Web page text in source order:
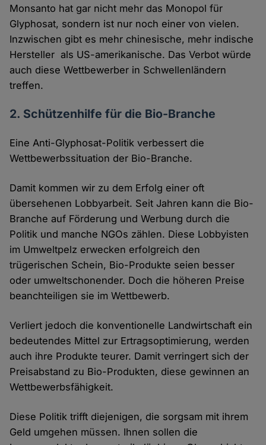
Monsanto hat gar nicht mehr das Monopol für
Glyphosat, sondern ist nur noch einer von vielen.
Inzwischen gibt es mehr chinesische, mehr indische
Hersteller als US-amerikanische. Das Verbot würde
auch diese Wettbewerber in Schwellenländern
treffen.
2. Schützenhilfe für die Bio-Branche
Eine Anti-Glyphosat-Politik verbessert die
Wettbewerbssituation der Bio-Branche.
Damit kommen wir zu dem Erfolg einer oft
übersehenen Lobbyarbeit. Seit Jahren kann die Bio-
Branche auf Förderung und Werbung durch die
Politik und manche NGOs zählen. Diese Lobbyisten
im Umweltpelz erwecken erfolgreich den
trügerischen Schein, Bio-Produkte seien besser
oder umweltschonender. Doch die höheren Preise
beanchteiligen sie im Wettbewerb.
Verliert jedoch die konventionelle Landwirtschaft ein
bedeutendes Mittel zur Ertragsoptimierung, werden
auch ihre Produkte teurer. Damit verringert sich der
Preisabstand zu Bio-Produkten, diese gewinnen an
Wettbewerbsfähigkeit.
Diese Politik trifft diejenigen, die sorgsam mit ihrem
Geld umgehen müssen. Ihnen sollen die